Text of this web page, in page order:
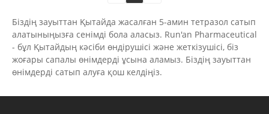
Біздің зауыттан Қытайда жасалған 5-амин тетразол сатып
алатыныңызға сенімді бола аласыз. Run'an Pharmaceutical
- бұл Қытайдың кәсіби өндірушісі және жеткізушісі, біз
жоғары сапалы өнімдерді ұсына аламыз. Біздің зауыттан
өнімдерді сатып алуға қош келдіңіз.